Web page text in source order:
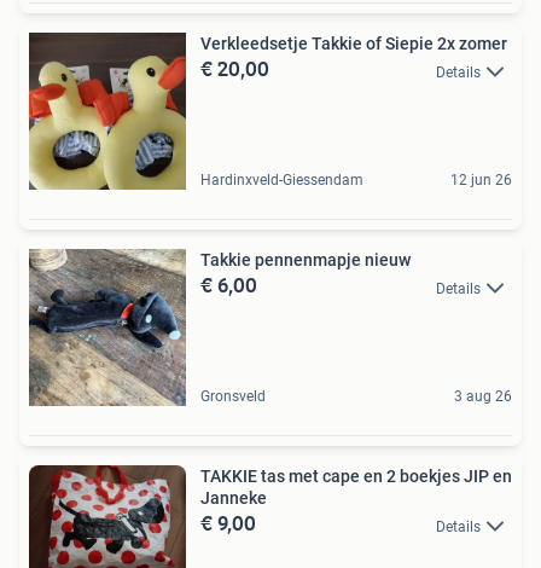
Verkleedsetje Takkie of Siepie 2x zomer
€ 20,00 Details
Hardinxveld-Giessendam 12 jun 26
Takkie pennenmapje nieuw
€ 6,00 Details
Gronsveld 3 aug 26
TAKKIE tas met cape en 2 boekjes JIP en
Janneke
€ 9,00 Details